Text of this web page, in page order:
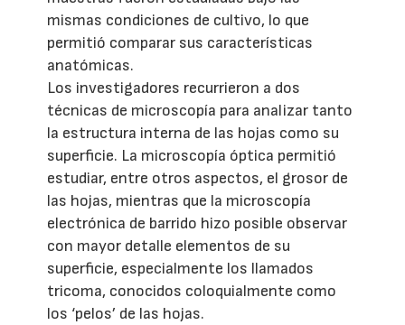
mismas condiciones de cultivo, lo que
permitió comparar sus características
anatómicas.
Los investigadores recurrieron a dos
técnicas de microscopía para analizar tanto
la estructura interna de las hojas como su
superficie. La microscopía óptica permitió
estudiar, entre otros aspectos, el grosor de
las hojas, mientras que la microscopía
electrónica de barrido hizo posible observar
con mayor detalle elementos de su
superficie, especialmente los llamados
tricoma, conocidos coloquialmente como
los ‘pelos’ de las hojas.